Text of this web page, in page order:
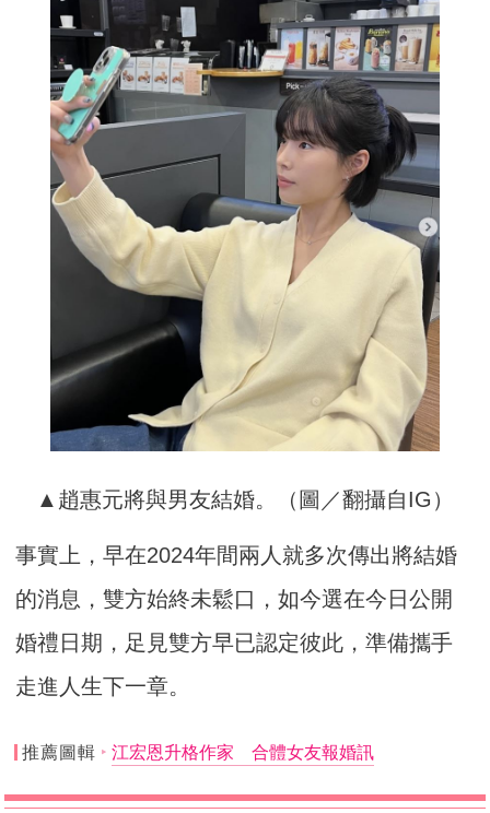
▲趙惠元將與男友結婚。（圖／翻攝自IG）
事實上，早在2024年間兩人就多次傳出將結婚
的消息，雙方始終未鬆口，如今選在今日公開
婚禮日期，足見雙方早已認定彼此，準備攜手
走進人生下一章。
推薦圖輯 江宏恩升格作家 合體女友報婚訊